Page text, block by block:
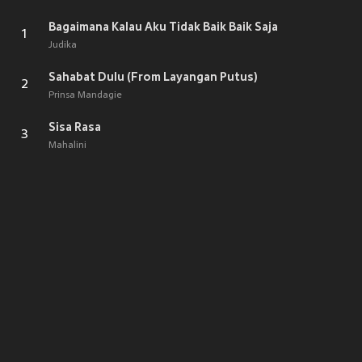
1
Bagaimana Kalau Aku Tidak Baik Baik Saja
Judika
2
Sahabat Dulu (From Layangan Putus)
Prinsa Mandagie
3
Sisa Rasa
Mahalini